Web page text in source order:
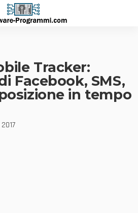
Tracker:
Facebook, SMS,
in tempo